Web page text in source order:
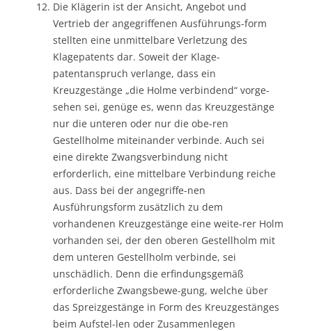
Die Klägerin ist der Ansicht, Angebot und
Vertrieb der angegriffenen Ausführungs-form
stellten eine unmittelbare Verletzung des
Klagepatents dar. Soweit der Klage-
patentanspruch verlange, dass ein
Kreuzgestänge „die Holme verbindend“ vorge-
sehen sei, genüge es, wenn das Kreuzgestänge
nur die unteren oder nur die obe-ren
Gestellholme miteinander verbinde. Auch sei
eine direkte Zwangsverbindung nicht
erforderlich, eine mittelbare Verbindung reiche
aus. Dass bei der angegriffe-nen
Ausführungsform zusätzlich zu dem
vorhandenen Kreuzgestänge eine weite-rer Holm
vorhanden sei, der den oberen Gestellholm mit
dem unteren Gestellholm verbinde, sei
unschädlich. Denn die erfindungsgemäß
erforderliche Zwangsbewe-gung, welche über
das Spreizgestänge in Form des Kreuzgestänges
beim Aufstel-len oder Zusammenlegen